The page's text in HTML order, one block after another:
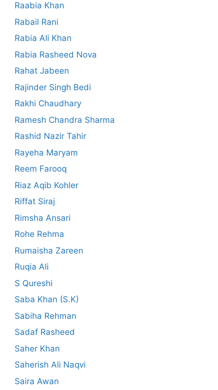
Raabia Khan
Rabail Rani
Rabia Ali Khan
Rabia Rasheed Nova
Rahat Jabeen
Rajinder Singh Bedi
Rakhi Chaudhary
Ramesh Chandra Sharma
Rashid Nazir Tahir
Rayeha Maryam
Reem Farooq
Riaz Aqib Kohler
Riffat Siraj
Rimsha Ansari
Rohe Rehma
Rumaisha Zareen
Ruqia Ali
S Qureshi
Saba Khan (S.K)
Sabiha Rehman
Sadaf Rasheed
Saher Khan
Saherish Ali Naqvi
Saira Awan